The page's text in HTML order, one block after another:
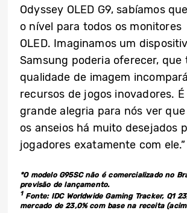
Odyssey OLED G9, sabíamos
o nível para todos os monitores
OLED. Imaginamos um
Samsung poderia oferecer, que
qualidade de imagem
recursos de jogos inovadores.
grande alegria para nós ver
os anseios há muito desejados
jogadores exatamente com ele.”
*O modelo G95SC não é comercializado no
previsão de lançamento.
1Fonte: IDC Worldwide Gaming Tracker, Q1
mercado de 23,0% com base na receita